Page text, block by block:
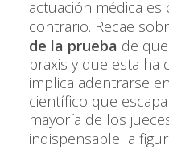
actuación médica
contrario. Recae
de la prueba de
praxis y que esta ha
implica adentrarse
científico que
mayoría de los
indispensable la